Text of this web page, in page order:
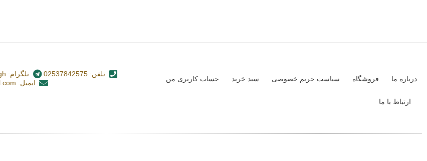
درباره ما فروشگاه سیاست حریم خصوصی سبد خرید حساب کاربری من
ارتباط با ما
تلفن: 02537842575 تلگرام: nashr_alsadegh@
ایمیل: alsadegh110@gmail.com